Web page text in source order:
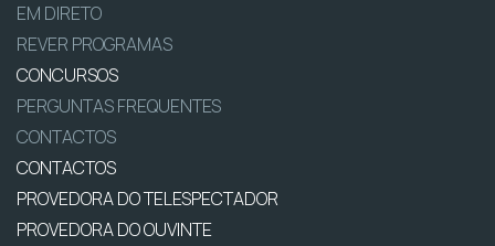
EM DIRETO
REVER PROGRAMAS
CONCURSOS
PERGUNTAS FREQUENTES
CONTACTOS
CONTACTOS
PROVEDORA DO TELESPECTADOR
PROVEDORA DO OUVINTE